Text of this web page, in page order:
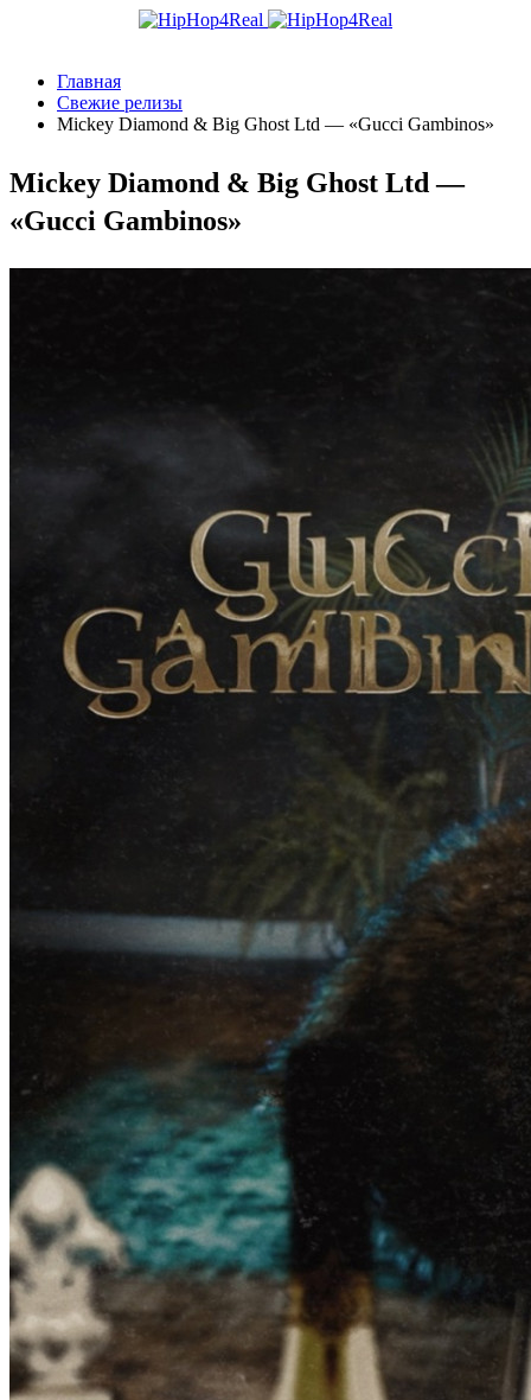
Главная
Свежие релизы
Mickey Diamond & Big Ghost Ltd — «Gucci Gambinos»
Mickey Diamond & Big Ghost Ltd —
«Gucci Gambinos»